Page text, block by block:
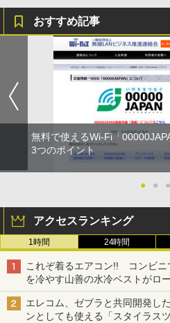
おすすめ記事
無料で使えるWi-Fi「
3つのポイント
● ● ●
アクセスランキング
1時間 24時間
これぞ着るエアコン!! コンビニ
を冷やす山善の水冷ベストがロ
ち・ざ・ろーど！その14】【空
エレコム、ゼブラと共同開発し
ンとしても使える「スタイラス